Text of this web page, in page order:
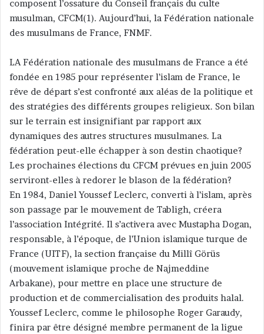
composent l’ossature du Conseil français du culte
musulman, CFCM(1). Aujourd’hui, la Fédération nationale
des musulmans de France, FNMF.
LA Fédération nationale des musulmans de France a été
fondée en 1985 pour représenter l’islam de France, le
rêve de départ s’est confronté aux aléas de la politique et
des stratégies des différents groupes religieux. Son bilan
sur le terrain est insignifiant par rapport aux
dynamiques des autres structures musulmanes. La
fédération peut-elle échapper à son destin chaotique?
Les prochaines élections du CFCM prévues en juin 2005
serviront-elles à redorer le blason de la fédération?
En 1984, Daniel Youssef Leclerc, converti à l’islam, après
son passage par le mouvement de Tabligh, créera
l’association Intégrité. Il s’activera avec Mustapha Dogan,
responsable, à l’époque, de l’Union islamique turque de
France (UITF), la section française du Millî Görüs
(mouvement islamique proche de Najmeddine
Arbakane), pour mettre en place une structure de
production et de commercialisation des produits halal.
Youssef Leclerc, comme le philosophe Roger Garaudy,
finira par être désigné membre permanent de la ligue